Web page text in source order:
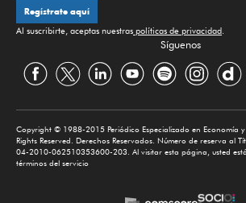
Regístrate aquí
Al suscribirte, aceptas nuestras políticas de privacidad.
Síguenos
Copyright © 1988-2015 Periódico Especializado en Economía y
Rights Reserved. Derechos Reservados. Número de reserva al
04-2010-062510353600-203. Al visitar esta página, usted
términos del servicio